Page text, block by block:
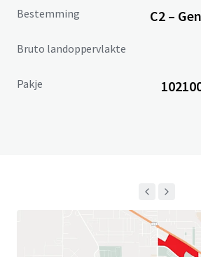
Bestemming C2 –
Bruto landoppervlakte
Pakje